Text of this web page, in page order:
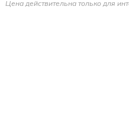
Цена действительна только для